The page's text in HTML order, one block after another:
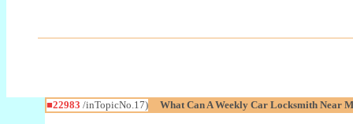
■22983 /inTopicNo.17) What Can A Weekly Car Locksmith Near